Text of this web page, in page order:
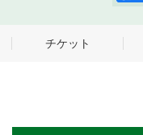
チケット